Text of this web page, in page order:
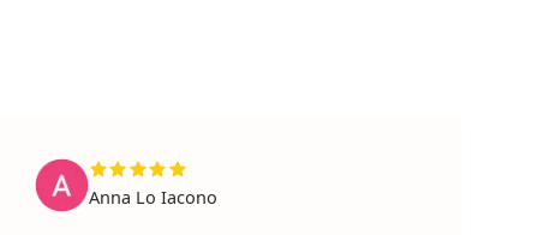
Anna Lo Iacono